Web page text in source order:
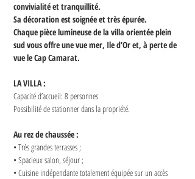
convivialité et tranquillité.
Sa décoration est soignée et très épurée.
Chaque pièce lumineuse de la villa orientée plein
sud vous offre une vue mer, Ile d’Or et, à perte de
vue le Cap Camarat.
LA VILLA :
Capacité d’accueil: 8 personnes
Possibilité de stationner dans la propriété.
Au rez de chaussée :
• Très grandes terrasses ;
• Spacieux salon, séjour ;
• Cuisine indépendante totalement équipée sur un accès